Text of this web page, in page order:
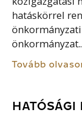
hatáskörrel
Tovább
HATÓSÁGI